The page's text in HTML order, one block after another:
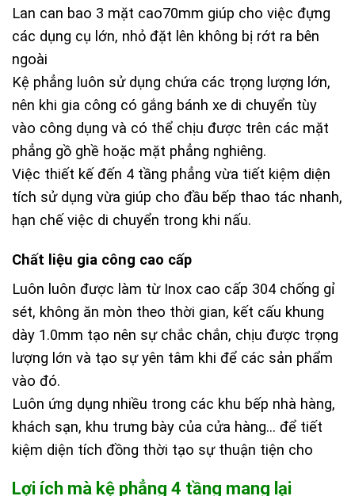
Lan can bao 3 mặt cao70mm giúp cho việc đựng
các dụng cụ lớn, nhỏ đặt lên không bị rớt ra bên
ngoài
Kệ phẳng luôn sử dụng chứa các trọng lượng lớn,
nên khi gia công có gắng bánh xe di chuyển tùy
vào công dụng và có thể chịu được trên các mặt
phẳng gồ ghề hoặc mặt phẳng nghiêng.
Việc thiết kế đến 4 tầng phẳng vừa tiết kiệm diện
tích sử dụng vừa giúp cho đầu bếp thao tác nhanh,
hạn chế việc di chuyển trong khi nấu.
Chất liệu gia công cao cấp
Luôn luôn được làm từ Inox cao cấp 304 chống gỉ
sét, không ăn mòn theo thời gian, kết cấu khung
dày 1.0mm tạo nên sự chắc chắn, chịu được trọng
lượng lớn và tạo sự yên tâm khi để các sản phẩm
vào đó.
Luôn ứng dụng nhiều trong các khu bếp nhà hàng,
khách sạn, khu trưng bày của cửa hàng… để tiết
kiệm diện tích đồng thời tạo sự thuận tiện cho
Lợi ích mà kệ phẳng 4 tầng mang lại